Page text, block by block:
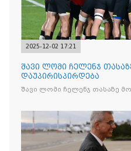
2025-12-02 17:21
შავი ლომი ჩელენჯ
დაუპირისპირდება
შავი ლომი ჩელენჯ თასაზე